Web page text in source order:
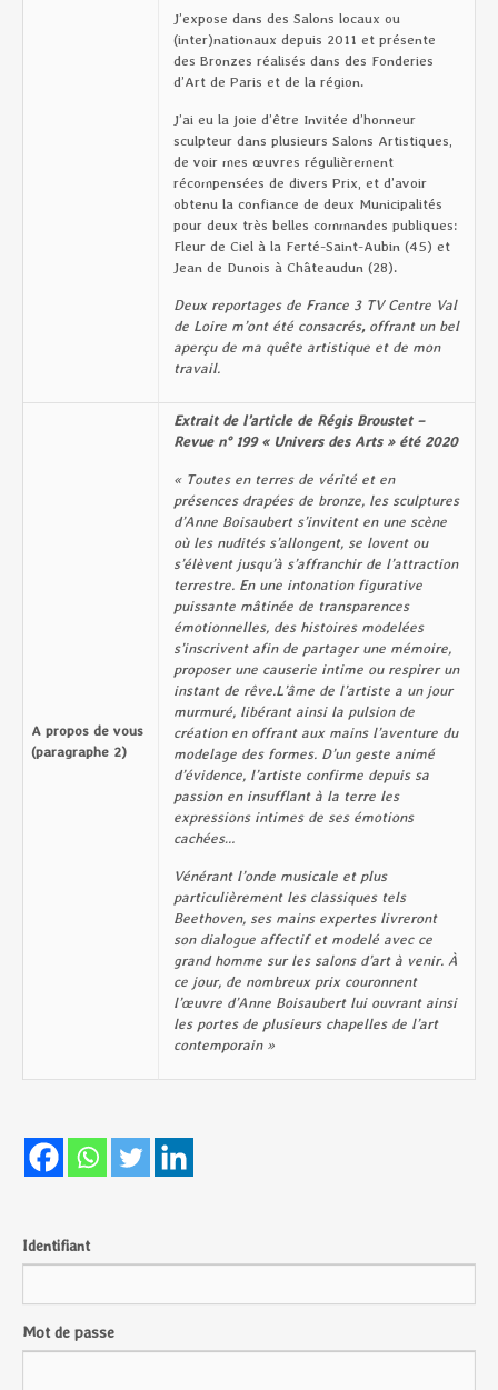
J’expose dans des Salons locaux ou
(inter)nationaux depuis 2011 et présente
des Bronzes réalisés dans des Fonderies
d’Art de Paris et de la région.
J’ai eu la joie d’être Invitée d’honneur
sculpteur dans plusieurs Salons Artistiques,
de voir mes œuvres régulièrement
récompensées de divers Prix, et d’avoir
obtenu la confiance de deux Municipalités
pour deux très belles commandes publiques:
Fleur de Ciel à la Ferté-Saint-Aubin (45) et
Jean de Dunois à Châteaudun (28).
Deux reportages de France 3 TV Centre Val
de Loire m’ont été consacrés, offrant un bel
aperçu de ma quête artistique et de mon
travail.
A propos de vous
(paragraphe 2)
Extrait de l’article de Régis Broustet –
Revue n° 199 « Univers des Arts » été 2020
« Toutes en terres de vérité et en
présences drapées de bronze, les sculptures
d’Anne Boisaubert s’invitent en une scène
où les nudités s’allongent, se lovent ou
s’élèvent jusqu’à s’affranchir de l’attraction
terrestre. En une intonation figurative
puissante mâtinée de transparences
émotionnelles, des histoires modelées
s’inscrivent afin de partager une mémoire,
proposer une causerie intime ou respirer un
instant de rêve.L’âme de l’artiste a un jour
murmuré, libérant ainsi la pulsion de
création en offrant aux mains l’aventure du
modelage des formes. D’un geste animé
d’évidence, l’artiste confirme depuis sa
passion en insufflant à la terre les
expressions intimes de ses émotions
cachées…
Vénérant l’onde musicale et plus
particulièrement les classiques tels
Beethoven, ses mains expertes livreront
son dialogue affectif et modelé avec ce
grand homme sur les salons d’art à venir. À
ce jour, de nombreux prix couronnent
l’œuvre d’Anne Boisaubert lui ouvrant ainsi
les portes de plusieurs chapelles de l’art
contemporain »
Identifiant
Mot de passe